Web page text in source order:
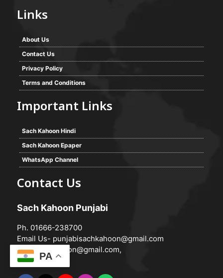
Links
About Us
Contact Us
Privacy Policy
Terms and Conditions
Important Links
Sach Kahoon Hindi
Sach Kahoon Epaper
WhatsApp Channel
Contact Us
Sach Kahoon Punjabi
Ph. 01666-238700
Email Us- punjabisachkahoon@gmail.com
hindisachkahoon@gmail.com,
PA